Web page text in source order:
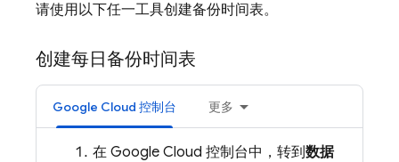
请使用以下任一工具创建备份时间表。
创建每日备份时间表
Google Cloud 控制台 更多
在 Google Cloud 控制台中，转到数据